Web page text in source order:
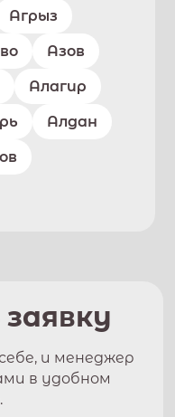
Агрыз
Азов
Алагир
Алдан
и менеджер
в удобном